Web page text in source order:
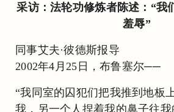
采访：法轮功修炼者陈述：“我
羞辱”
同事艾夫·彼德斯报导
2002年4月25日，布鲁塞尔──
“我同室的囚犯们把我推到地板
我，另一个人捏着我的鼻子往